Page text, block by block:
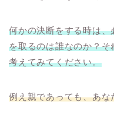
何かの決断をする時は
を取るのは誰なのか？
考えてみてください。
例え親であっても、あ